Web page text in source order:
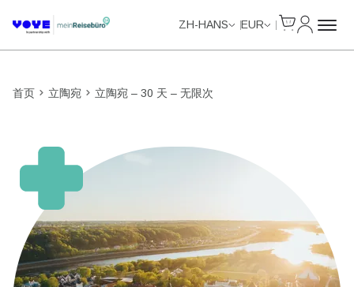
ZH-HANS EUR
首页 立陶宛 立陶宛 – 30 天 – 无限次